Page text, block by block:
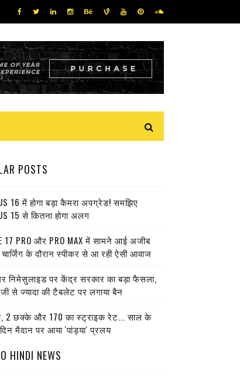
POSTS
16 में होगा बड़ा कैमरा अपग्रेड! समझिए
15 से कितना होगा अलग
17 PRO और PRO MAX में सामने आई अजीब
के दौरान स्पीकर से आ रही ऐसी आवाज
निमेसुलाइड पर केंद्र सरकार का बड़ा फैसला,
से ज्यादा की टैबलेट पर लगाया बैन
2 छक्के और 170 का स्ट्राइक रेट... साल के
मैदान पर आया 'पांड्या' प्रलय
HINDI NEWS